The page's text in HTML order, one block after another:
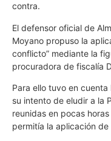
contra.
El defensor oficial de
Moyano propuso la
conflicto” mediante la
procuradora de fiscalía
Para ello tuvo en
su intento de eludir a la
reunidas en pocas
permitía la aplicación de